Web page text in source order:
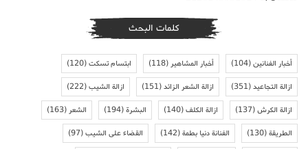
كلمات البحث
أخبار الفنانين(104) أخبار المشاهير (118) ابتسام تسكت(120)
ازالة التجاعيد(351) ازالة الشعر الزائد(151) ازالة الشيب(222)
ازالة الكرش(137) ازالة الكلف(140) البشرة(194) الشعر (163)
الطريقة(130) الفنانة دنيا بطمة(142) القضاء على الشيب(97)